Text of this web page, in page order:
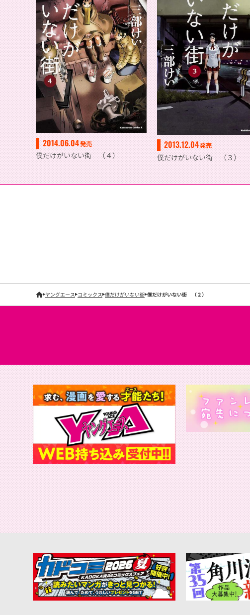
2014.06.04発売
僕だけがいない街 （４）
2013.12.04発売
僕だけがいない街 （３）
ヤングエース コミックス 僕だけがいない街 僕だけがいない街 （２）